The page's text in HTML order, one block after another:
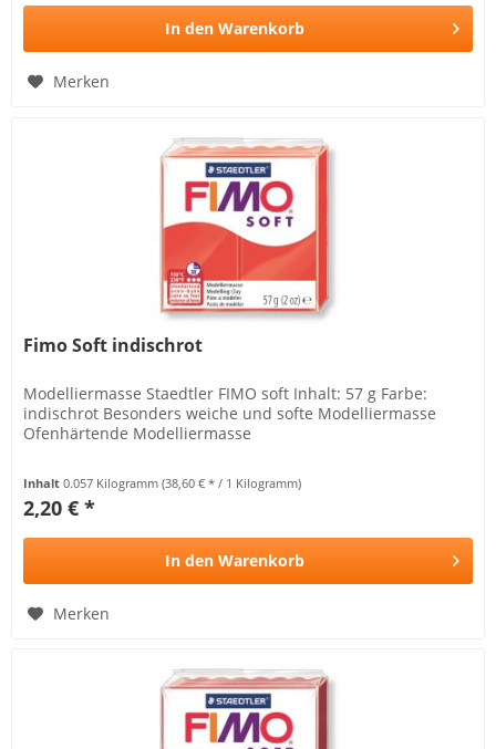
In den Warenkorb
Merken
Fimo Soft indischrot
Modelliermasse Staedtler FIMO soft Inhalt: 57 g Farbe:
indischrot Besonders weiche und softe Modelliermasse
Ofenhärtende Modelliermasse
Inhalt0.057 Kilogramm(38,60 € * / 1 Kilogramm)
2,20 € *
In den Warenkorb
Merken